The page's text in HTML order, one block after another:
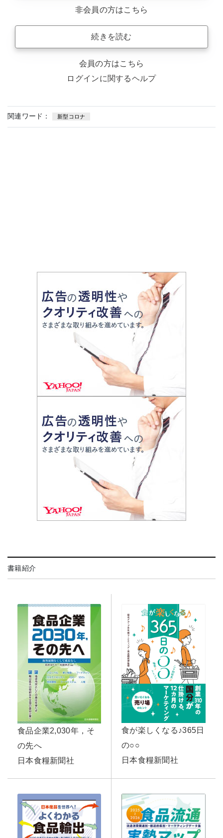
非会員の方はこちら
続きを読む
会員の方はこちら
ログインに関するヘルプ
関連ワード： 新型コロナ
書籍紹介
食品企業2,030年，そ
の先へ
日本食糧新聞社
食が楽しくなる♪365日
の○○
日本食糧新聞社